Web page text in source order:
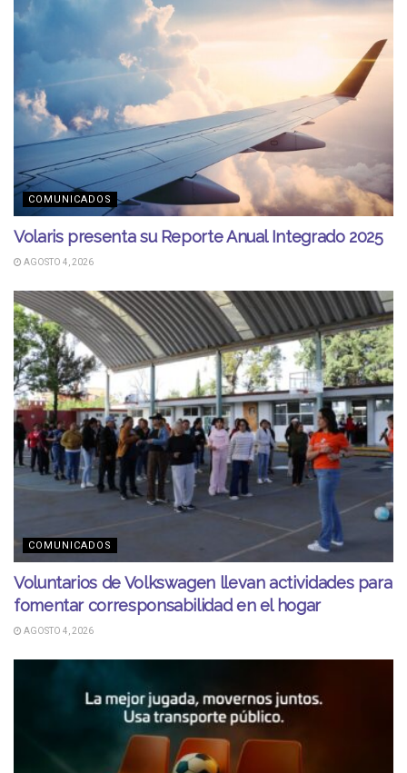
COMUNICADOS
Volaris presenta su Reporte Anual Integrado 2025
AGOSTO 4, 2026
COMUNICADOS
Voluntarios de Volkswagen llevan actividades para
fomentar corresponsabilidad en el hogar
AGOSTO 4, 2026